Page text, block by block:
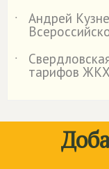
˙
Андрей
˙
тарифов ЖКХ